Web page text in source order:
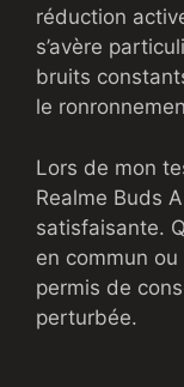
réduction
s’avère
bruits
le
Lors de mon
Realme Buds
satisfaisante.
en commun
permis de
perturbée.